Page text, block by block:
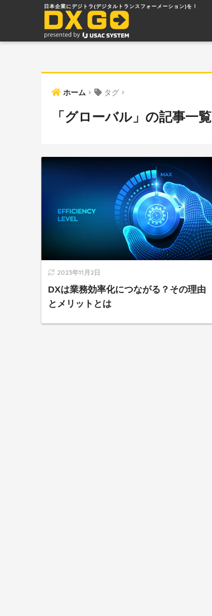
ホーム タグ
「グローバル」の記事一覧
2023年11月2日
DXは業務効率化につながる？その理由
とメリットとは